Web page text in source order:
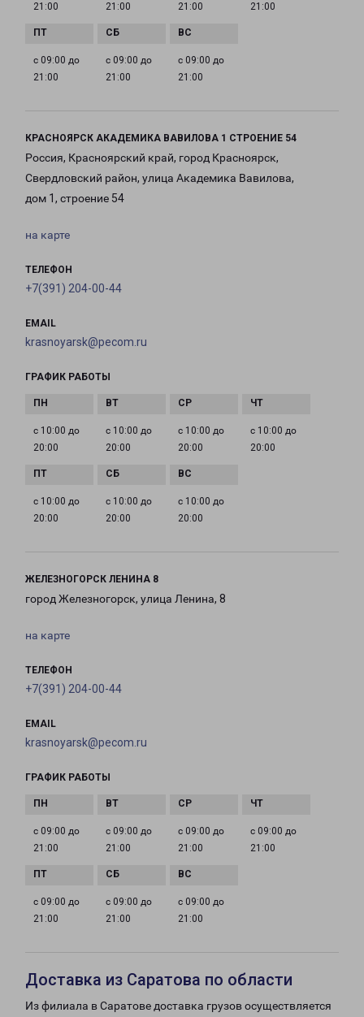
21:00
21:00
21:00
21:00
с 09:00 до
21:00
с 09:00 до
21:00
с 09:00 до
21:00
КРАСНОЯРСК АКАДЕМИКА ВАВИЛОВА 1 СТРОЕНИЕ 54
Россия, Красноярский край, город Красноярск,
Свердловский район, улица Академика Вавилова,
дом 1, строение 54
на карте
ТЕЛЕФОН
+7(391) 204-00-44
EMAIL
krasnoyarsk@pecom.ru
ГРАФИК РАБОТЫ
с 10:00 до
20:00
с 10:00 до
20:00
с 10:00 до
20:00
с 10:00 до
20:00
с 10:00 до
20:00
с 10:00 до
20:00
с 10:00 до
20:00
ЖЕЛЕЗНОГОРСК ЛЕНИНА 8
город Железногорск, улица Ленина, 8
на карте
ТЕЛЕФОН
+7(391) 204-00-44
EMAIL
krasnoyarsk@pecom.ru
ГРАФИК РАБОТЫ
с 09:00 до
21:00
с 09:00 до
21:00
с 09:00 до
21:00
с 09:00 до
21:00
с 09:00 до
21:00
с 09:00 до
21:00
с 09:00 до
21:00
Доставка из Саратова по области
Из филиала в Саратове доставка грузов осуществляется